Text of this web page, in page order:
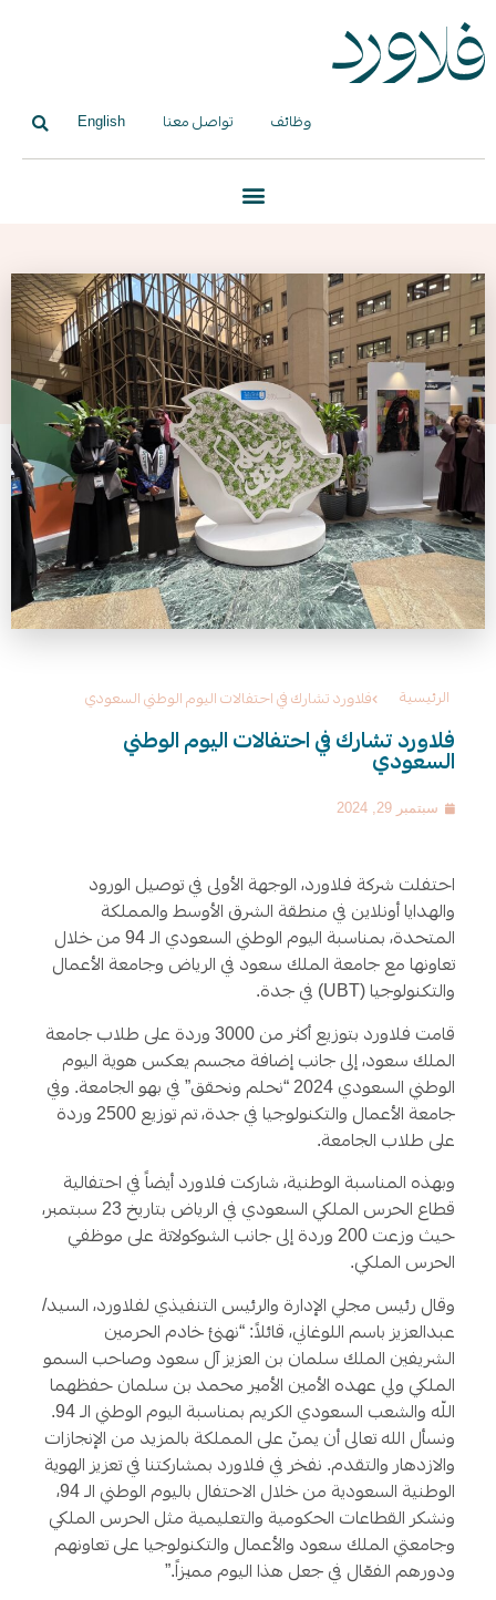
وظائف تواصل معنا English
الرئيسية فلاورد تشارك في احتفالات اليوم الوطني السعودي
فلاورد تشارك في احتفالات اليوم الوطني
السعودي
سبتمبر 29, 2024
احتفلت شركة فلاورد، الوجهة الأولى في توصيل الورود
والهدايا أونلاين في منطقة الشرق الأوسط والمملكة
المتحدة، بمناسبة اليوم الوطني السعودي الـ94من خلال
تعاونها مع جامعة الملك سعود في الرياض وجامعة الأعمال
والتكنولوجيا (UBT) في جدة.
قامت فلاورد بتوزيع أكثر من3000وردة على طلاب جامعة
الملك سعود، إلى جانب إضافة مجسم يعكس هوية اليوم
الوطني السعودي2024“نحلم ونحقق” في بهو الجامعة. وفي
جامعة الأعمال والتكنولوجيا في جدة، تم توزيع2500وردة
على طلاب الجامعة.
وبهذه المناسبة الوطنية، شاركت فلاورد أيضاً في احتفالية
قطاع الحرس الملكي السعودي في الرياض بتاريخ23سبتمبر،
حيث وزعت200وردة إلى جانب الشوكولاتة على موظفي
الحرس الملكي.
وقال رئيس مجلي الإدارة والرئيس التنفيذي لفلاورد، السيد/
عبدالعزيز باسم اللوغاني، قائلاً: “نهنئ خادم الحرمين
الشريفين الملك سلمان بن العزيز آل سعود وصاحب السمو
الملكي ولي عهده الأمين الأمير محمد بن سلمان حفظهما
اللّه والشعب السعودي الكريم بمناسبة اليوم الوطني الـ94
.
ونسأل الله تعالى أن يمنّ على المملكة بالمزيد من الإنجازات
والازدهار والتقدم. نفخر في فلاورد بمشاركتنا في تعزيز الهوية
الوطنية السعودية من خلال الاحتفال باليوم الوطني الـ94،
ونشكر القطاعات الحكومية والتعليمية مثل الحرس الملكي
وجامعتي الملك سعود والأعمال والتكنولوجيا على تعاونهم
ودورهم الفعّال في جعل هذا اليوم مميزاً.”